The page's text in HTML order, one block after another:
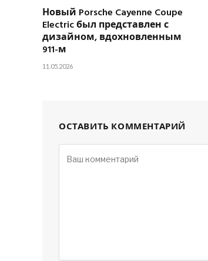
Новый Porsche Cayenne Coupe
Electric был представлен с
дизайном, вдохновленным
911-м
11.05.2026
ОСТАВИТЬ КОММЕНТАРИЙ